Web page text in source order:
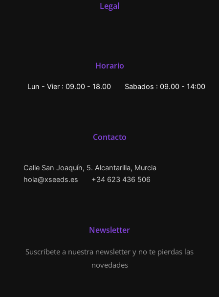
Legal
Horario
Lun - Vier : 09.00 - 18.00 Sabados : 09.00 - 14:00
Contacto
Calle San Joaquín, 5. Alcantarilla, Murcia
hola@xseeds.es
+34 623 436 506
Newsletter
Suscríbete a nuestra newsletter y no te pierdas las
novedades